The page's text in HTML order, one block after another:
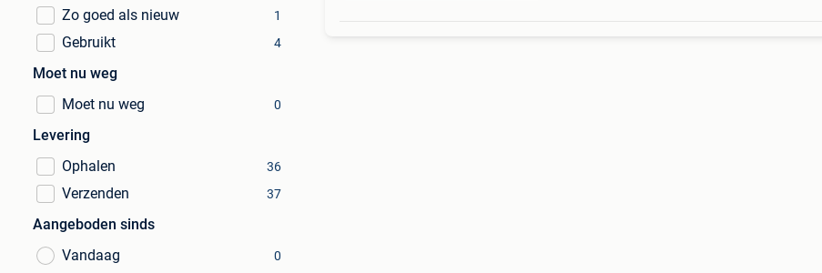
Zo goed als nieuw 1
Gebruikt 4
Moet nu weg
Moet nu weg
0
Levering
Ophalen
36
Verzenden 37
Aangeboden sinds
Vandaag
0